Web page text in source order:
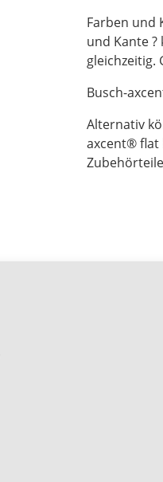
Farben und
und Kante
gleichzeitig.
Busch-
Alternativ
axcent® flat